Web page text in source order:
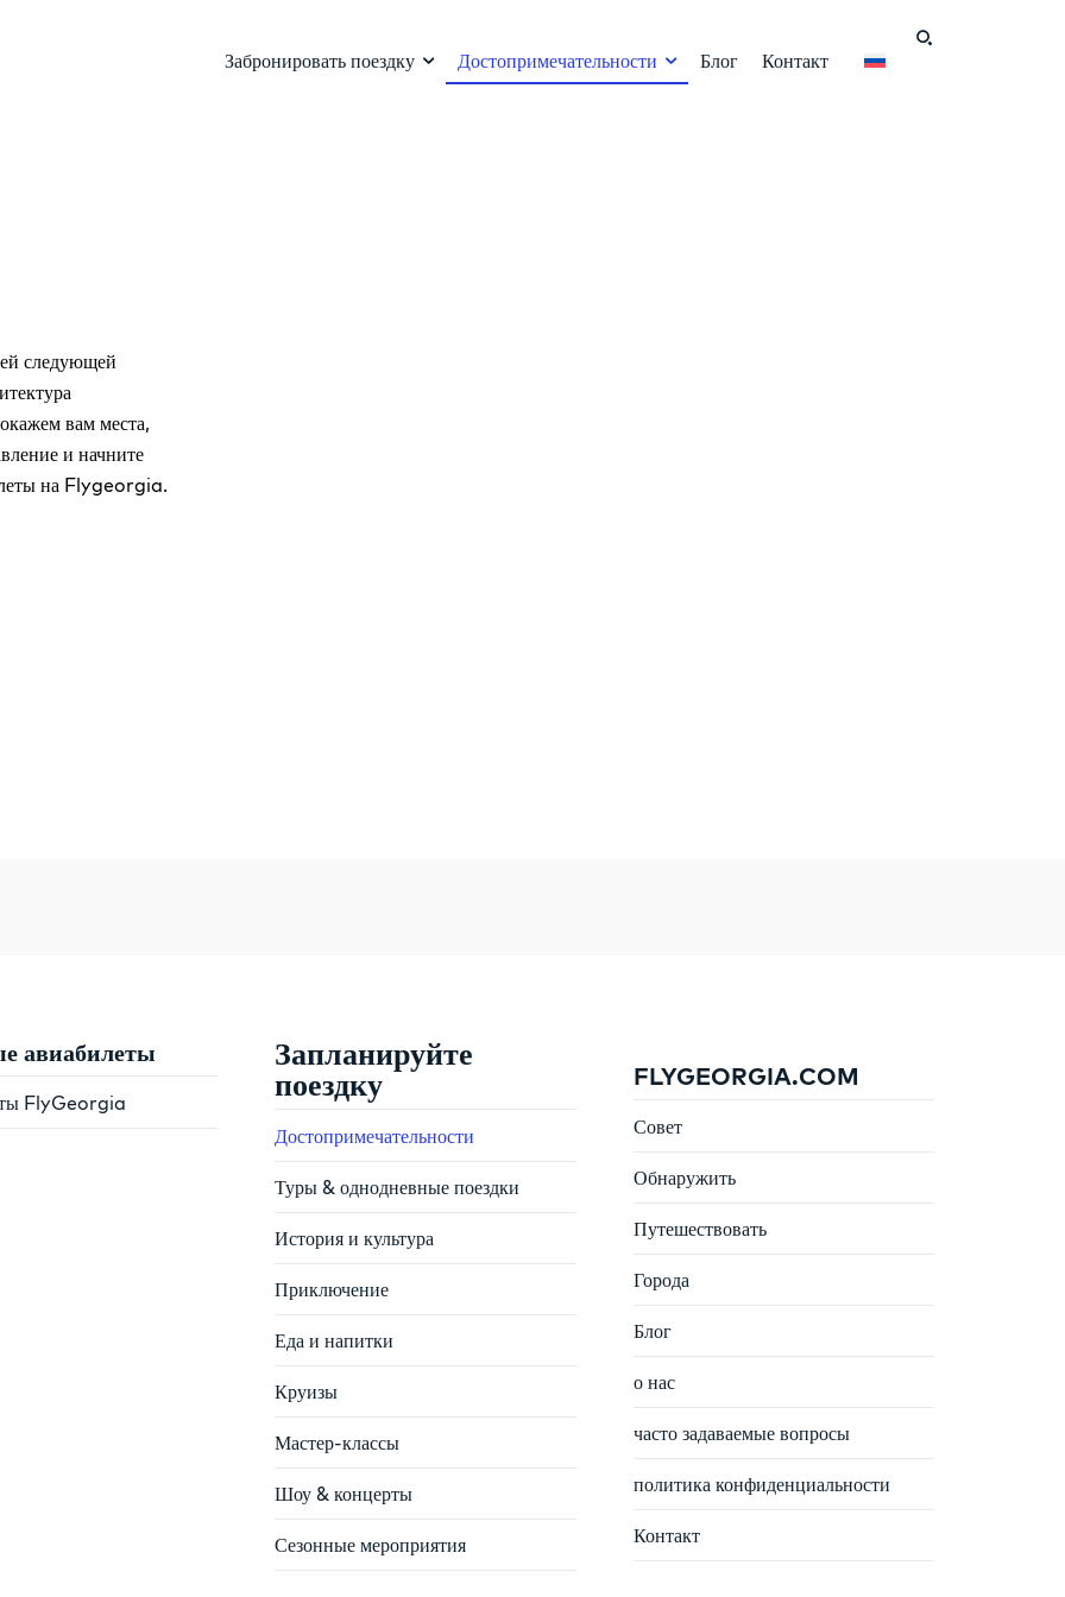
Забронировать поездку Достопримечательности Блог Контакт
следующей
вам места,
и начните
на Flygeorgia.
авиабилеты
FlyGeorgia
Запланируйте
поездку
Достопримечательности
Туры & однодневные поездки
История и культура
Приключение
Еда и напитки
Круизы
Мастер-классы
Шоу & концерты
Сезонные мероприятия
FLYGEORGIA.COM
Совет
Обнаружить
Путешествовать
Города
Блог
о нас
часто задаваемые вопросы
политика конфиденциальности
Контакт